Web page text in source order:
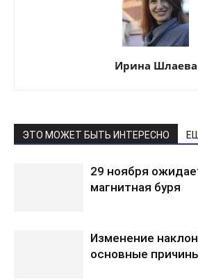
Ирина Шлаева
ЭТО МОЖЕТ БЫТЬ ИНТЕРЕСНО
29 ноября
магнитная буря
Изменение
основные